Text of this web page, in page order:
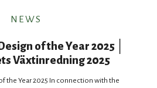
NEWS
of the Year 2025 │
Växtinredning 2025
the Year 2025 In connection with the